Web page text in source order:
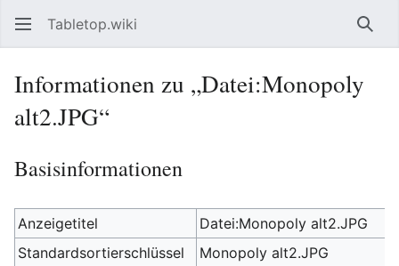
Tabletop.wiki
Informationen zu „Datei:Monopoly
alt2.JPG“
Basisinformationen
Anzeigetitel
Datei:Monopoly alt2.JPG
Standardsortierschlüssel
Monopoly alt2.JPG